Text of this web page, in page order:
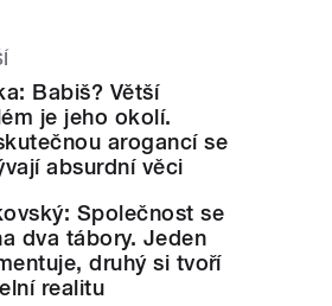
Babiš? Větší
je jeho okolí.
arogancí se
absurdní věci
Společnost se
dva tábory. Jeden
druhý si tvoří
realitu